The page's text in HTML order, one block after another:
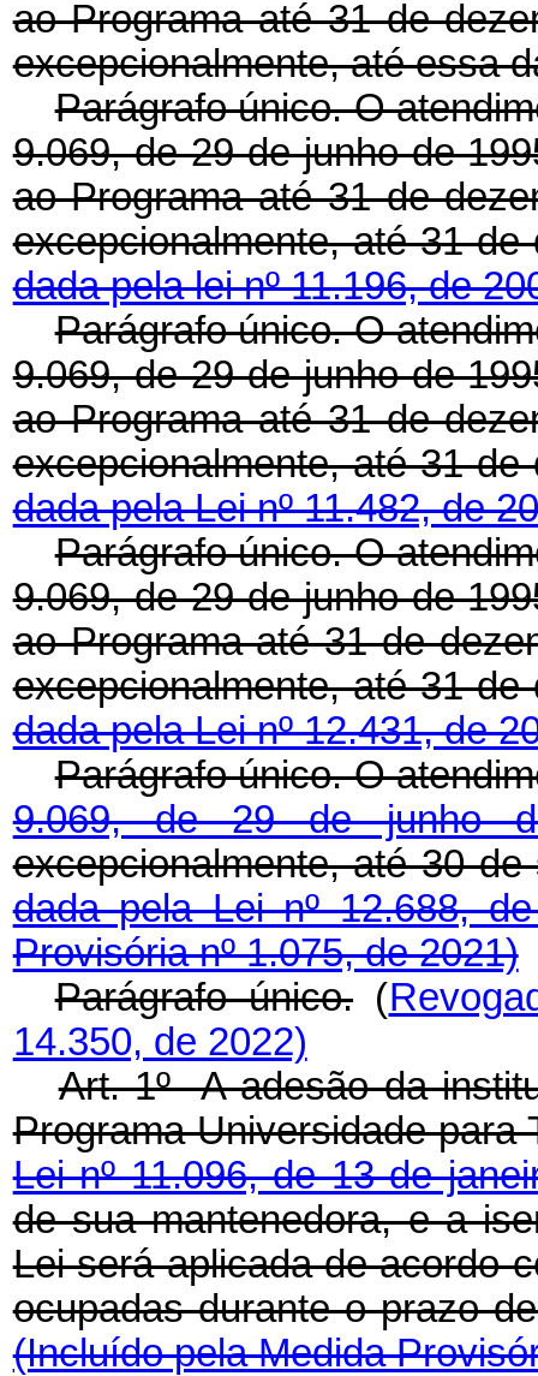
ao Programa até 31 de
excepcionalmente, até essa
Parágrafo único. O
9.069, de 29 de junho de
ao Programa até 31 de
excepcionalmente, até
dada pela lei nº 11.196, de
Parágrafo único. O
9.069, de 29 de junho de
ao Programa até 31 de
excepcionalmente, até
dada pela Lei nº 11.482, de
Parágrafo único. O
9.069, de 29 de junho de
ao Programa até 31 de
excepcionalmente, até
dada pela Lei nº 12.431, de
Parágrafo único. O
9.069, de 29 de junho
excepcionalmente, até
dada pela Lei nº 12.688,
Provisória nº 1.075, de 2021)
Parágrafo único. (
14.350, de 2022)
Art. 1º A adesão da
Programa Universidade para
Lei nº 11.096, de 13 de
de sua mantenedora, e a
Lei será aplicada de acordo
ocupadas durante o
(Incluído pela Medida